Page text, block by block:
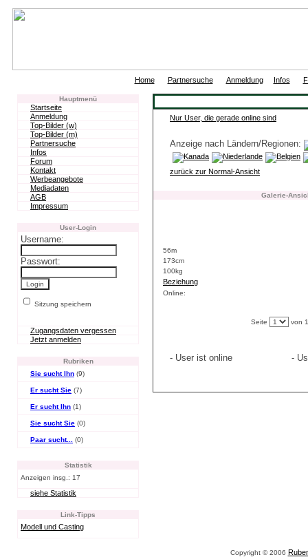
Home| Partnersuche| Anmeldung| Infos
Hauptmenü
Startseite
Anmeldung
Top-Bilder (w)
Top-Bilder (m)
Partnersuche
Infos
Forum
Kontakt
Werbeangebote
Mediadaten
AGB
Impressum
User-Login
Username:
Passwort:
Sitzung speichern
Zugangsdaten vergessen
Jetzt anmelden
Rubriken
Sie sucht Ihn (9)
Er sucht Sie (7)
Er sucht Ihn (1)
Sie sucht Sie (0)
Paar sucht... (0)
Statistik
Anzeigen insg.: 17
siehe Statistik
Link-Tipps
Modell und Casting
Nur User, die gerade online sind
Anzeige nach Ländern/Regionen:
zurück zur Normal-Ansicht
Galerie-
56m
173cm
100kg
Beziehung
Online:
Seite von 1
- User ist online -
Copyright © 2006